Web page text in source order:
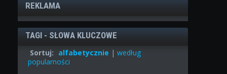
REKLAMA
TAGI - SŁOWA KLUCZOWE
Sortuj: alfabetycznie | według
popularności